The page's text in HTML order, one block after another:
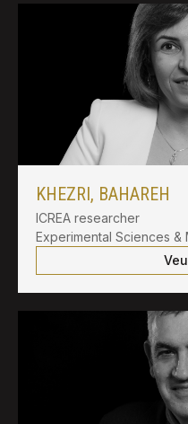
KHEZRI, BAHAREH
ICREA researcher
Experimental Sciences &